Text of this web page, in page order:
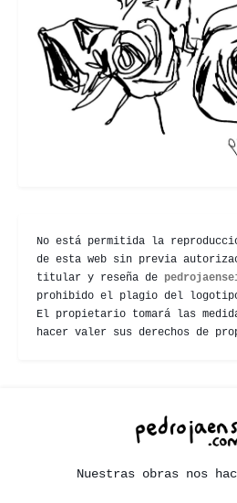
No está permitida la
de esta web sin previa
titular y reseña de
prohibido el plagio del
El propietario tomará las
hacer valer sus derechos de
Nuestras obras nos